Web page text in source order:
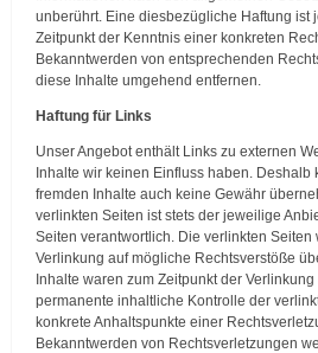
unberührt. Eine diesbezügliche Haftung ist
Zeitpunkt der Kenntnis einer konkreten
Bekanntwerden von entsprechenden
diese Inhalte umgehend entfernen.
Haftung für Links
Unser Angebot enthält Links zu externen
Inhalte wir keinen Einfluss haben. Deshalb
fremden Inhalte auch keine Gewähr
verlinkten Seiten ist stets der jeweilige
Seiten verantwortlich. Die verlinkten Seiten
Verlinkung auf mögliche Rechtsverstöße
Inhalte waren zum Zeitpunkt der
permanente inhaltliche Kontrolle der
konkrete Anhaltspunkte einer
Bekanntwerden von Rechtsverletzungen